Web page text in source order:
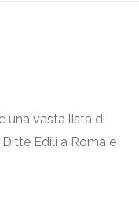
una vasta lista di
Edili a Roma e